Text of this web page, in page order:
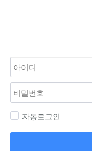
자동로그인